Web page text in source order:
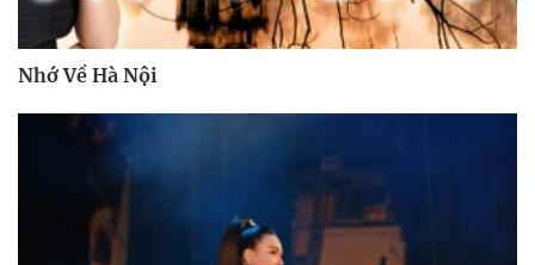
Nhớ Về Hà Nội